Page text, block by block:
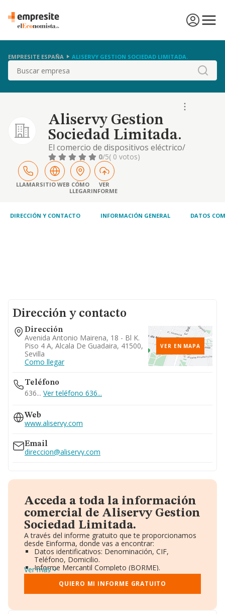
EMPRESITE ESPAÑA ALISERVY GESTION SOCIEDAD LIMITADA.
Buscar
Aliservy Gestion
Sociedad Limitada.
El comercio de dispositivos eléctrico/
electrónicos, informáticos, servicios de
mantenimiento informático y de redes
hardware y software y productos
deconsumo
0/5( 0 votos)
LLAMARSITIO WEB CÓMO
LLEGAR
VER
INFORME
DIRECCIÓN Y CONTACTO INFORMACIÓN GENERAL DATOS
Dirección y contacto
Dirección
Avenida Antonio Mairena, 18 - Bl K.
Piso 4 A, Alcala De Guadaira, 41500,
Sevilla
Como llegar
VER EN MAPA
Teléfono
636... Ver teléfono 636...
Web
www.aliservy.com
Email
direccion@aliservy.com
Acceda a toda la información
comercial de Aliservy Gestion
Sociedad Limitada.
A través del informe gratuito que te proporcionamos
desde Einforma, donde vas a encontrar:
Datos identificativos: Denominación, CIF,
Teléfono, Domicilio.
Informe Mercantil Completo (BORME).
Gráficos de Evolución Ventas y Empleados.
Consejo de Administración y Administradores.
Directivos y Ejecutivos.
Ver más
QUIERO MI INFORME GRATUITO